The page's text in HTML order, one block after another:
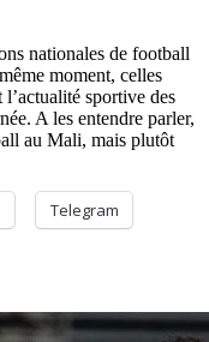
nationales de football
moment, celles
l’actualité sportive des
A les entendre parler,
au Mali, mais plutôt
Telegram